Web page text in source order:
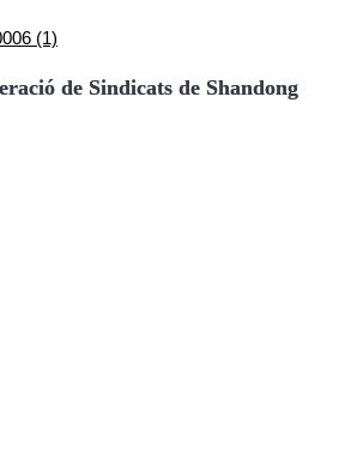
de Sindicats de Shandong